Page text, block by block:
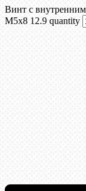
Винт c
М5x8 12.9 quantity